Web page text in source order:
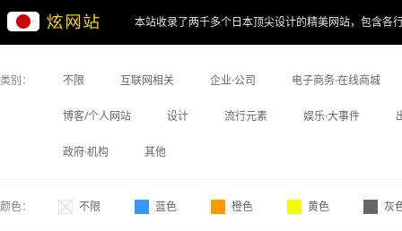
本站收录了两千多个日本顶尖设计的精美网站，包含各
类别： 不限 互联网相关 企业·公司 电子商务·在线商城
博客/个人网站 设计 流行元素 娱乐·大事件
政府·机构 其他
颜色： 不限 蓝色 橙色 黄色 灰